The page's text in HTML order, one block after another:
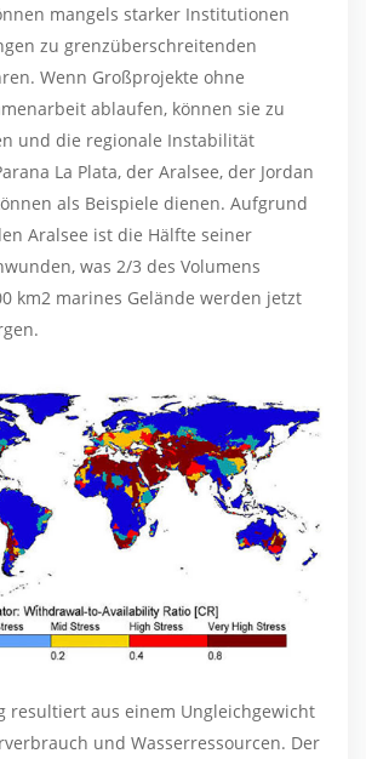
mangels starker Institutionen
zu grenzüberschreitenden
Wenn Großprojekte ohne
ablaufen, können sie zu
und die regionale Instabilität
La Plata, der Aralsee, der Jordan
als Beispiele dienen. Aufgrund
Aralsee ist die Hälfte seiner
was 2/3 des Volumens
km2 marines Gelände werden jetzt
resultiert aus einem Ungleichgewicht
und Wasserressourcen. Der